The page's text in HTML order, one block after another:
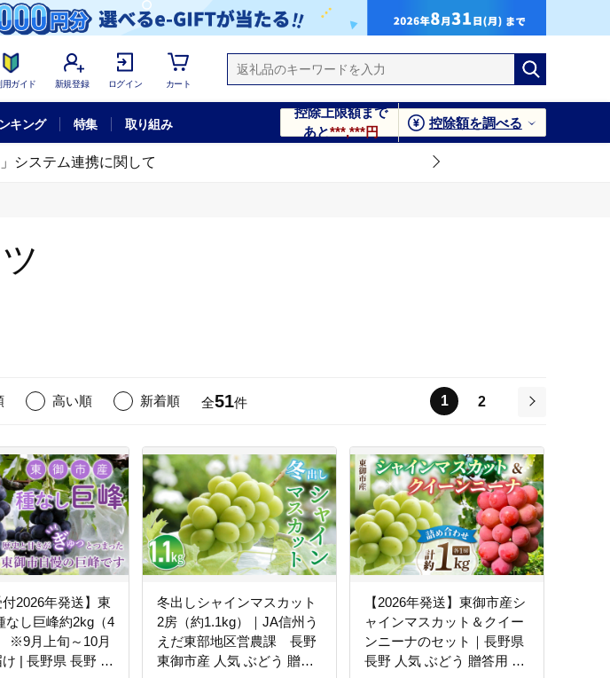
用ガイド 新規登録 ログイン カート
キング 特集 取り組み
控除上限額まで
あと***,***円
控除額を調べる
システム連携に関して
高い順 新着順 全51件 1
2
付2026年発送】東
なし巨峰約2kg（4
※9月上旬～10月
け | 長野県 長野 人
冬出しシャインマスカット
2房（約1.1kg）｜JA信州う
えだ東部地区営農課 長野
東御市産 人気 ぶどう 贈答
【2026年発送】東御市産シ
ャインマスカット＆クイー
ンニーナのセット｜長野県
長野 人気 ぶどう 贈答用 ギ